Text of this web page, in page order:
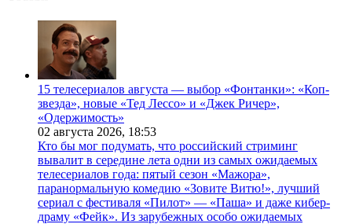
15 телесериалов августа — выбор «Фонтанки»: «Коп-
звезда», новые «Тед Лессо» и «Джек Ричер»,
«Одержимость»
02 августа 2026, 18:53
Кто бы мог подумать, что российский стриминг
вывалит в середине лета одни из самых ожидаемых
телесериалов года: пятый сезон «Мажора»,
паранормальную комедию «Зовите Витю!», лучший
сериал с фестиваля «Пилот» — «Паша» и даже кибер-
драму «Фейк». Из зарубежных особо ожидаемых